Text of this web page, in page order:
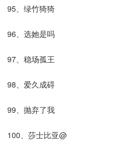
95、绿竹猗猗
96、选她是吗
97、稳场孤王
98、爱久成碍
99、抛弃了我
100、莎士比亚@